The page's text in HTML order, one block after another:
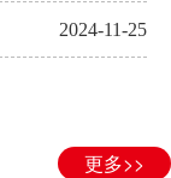
2024-11-25
更多>>